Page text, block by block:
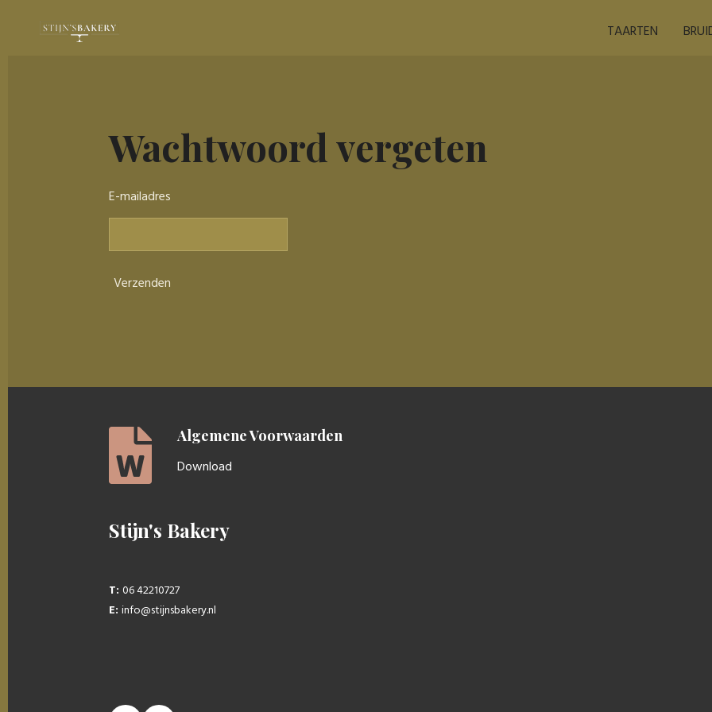
TAARTEN
Wachtwoord vergeten
E-mailadres
Verzenden
Algemene Voorwaarden
Download
Stijn's Bakery
T: 06 42210727
E: info@stijnsbakery.nl